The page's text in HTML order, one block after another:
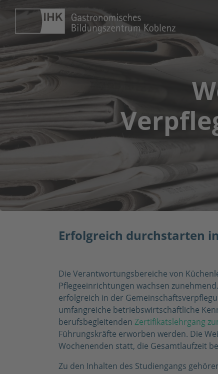
Erfolgreich durchstarten
Die Verantwortungsbereiche von
Pflegeeinrichtungen wachsen
erfolgreich in der
umfangreiche betriebswirtschaftliche
berufsbegleitenden Zertifikatslehrgang
Führungskräfte erworben werden. Die
Wochenenden statt, die Gesamtlaufzeit
Zu den Inhalten des Studiengangs